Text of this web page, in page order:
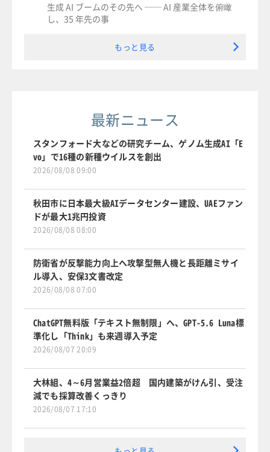
生成 AI ブームのその先へ ── AI 産業全体を俯瞰
し、35 年先の事
もっと見る
最新ニュース
スタンフォード大などの研究チーム、ゲノム生成AI「E
vo」で16種の新種ウイルスを創出
2026/08/08 09:00
秋田市に日本最大級AIデータセンター建設、UAEファン
ドが最大1兆円投資
2026/08/08 08:00
防衛省が反撃能力向上へ攻撃型無人機と長距離ミサイ
ル導入、安保3文書改定
2026/08/08 07:00
ChatGPT無料版「テキスト無制限」へ、GPT-5.6 Luna標
準化し「Think」も来週導入予定
2026/08/07 20:09
大林組、4～6月営業益2倍超 国内建築がけん引、受注
減でも採算改善くっきり
2026/08/07 17:10